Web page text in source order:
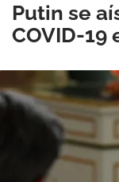
Putin se
COVID-19